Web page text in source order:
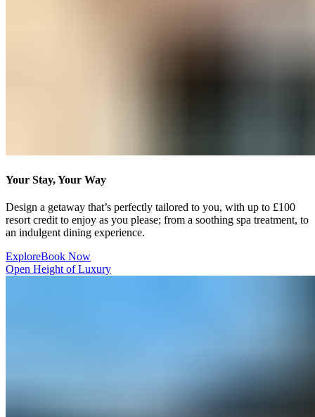
Your Stay, Your Way​​​​‌ ‍ ​‍​‍‌‍ ‌ ​‍‌‍‍‌‌‍‌ ‌‍‍‌‌‍ ‍​‍​‍​ ‍‍​‍​‍‌ ​ ‌‍​‌‌‍ ‍‌‍‍‌‌ ‌​‌ ‍‌​‍ ‍‌‍‍‌‌‍ ​‍​‍​‍ ​​‍​‍‌‍‍​‌ ​‍‌‍‌‌‌‍‌‍​‍​‍​ ‍‍​‍​‍‌‍‍​‌ ‌​‌ ‌​‌ ​​‌ ​ ​ ‍‍​‍ ​‍ ‌‍ ​​‍ ‌‌‍​‌‌‍ ‍‌‍‌​​‍ ‌‌ ​‍​‍ ‌‌‍‍​‌‍ ‌ ‌​‌‍‌‌‌‍ ​‌ ​ ​‍ ‌‌ ​ ‌ ‌​‌ ‌‌‌‍‌​‌‍‍‌‌‍ ​‍ ‍‌ ‌‍‌‍‌‌‌ ​‍‌‍​ ‌‍‌‌‌‍ ​​‍ ‍‌‍​‌‌ ​​‌ ​​​‍ ‌‍‍‌‌‍ ‍‌ ‌​‌‍‌‌‌‍ ‍‌ ‌​​‍ ‌‍‌‌‌‍‌​‌‍‍‌‌ ‌​​‍ ‌‍ ‌‌‍ ‌‍‌​‌‍‌‌​ ‌‌ ​​‌ ​‍‌‍‌‌‌ ​ ‌‍‌‌‌‍ ‍‌ ‌​‌‍​‌‌ ‌​‌‍‍‌‌‍ ‌‍ ‍​ ‍ ‌‍‍‌‌‍‌​​ ‌​ ‍‌​ ​‌​ ‌‍​ ‌‍​ ‍‌‌‍‌​‌‍​‌​ ​​​‍ ‌​ ‌‍‌‍​ ‌‍​ ‌‍​ ​‍ ‌​ ‌​​ ‍‌​ ‌​​ ‌‍​‍ ‌‌‍​‌​ ​‍​ ‌ ​ ‌​​‍ ‌‌‍​‌‌‍​ ‌‍​‍​ ‍‌‌‍​‍​ ​ ‌‍‌‌‌‍​ ​ ​ ‌‍‌​​ ‌ ‌‍​ ​ ‍ ‌ ‌​‌ ‍‌‌ ​​‌‍‌‌​ ‌‌‍‍​‌‍ ‌ ‌​‌‍‌‌‌‍ ​‌‌​ ‌‍‍‌‌ ‌​‌‍‌‌‌‌​​‌‍​‌‌‍‌ ‌‍‌‌​ ‍ ‌ ​​‌‍​‌‌ ‌​‌‍‍​​ ‌‌ ​​‌‍​‌‌‍‌ ‌‍‌‌‌​​‍‌ ‌‌‌‍‍‌‌‍ ​‌‍‌​‌‍‌‌‌ ​‍​‍‌‌​ ‌‌‌​​‍‌‌ ‌‍‍ ‌‍‌‌‌ ‍‌​‍‌‌​ ​ ‌​‌​​‍‌‌​ ​ ‌​‌​​‍‌‌​ ​‍​ ​‍​ ‍​​ ​ ​ ‍​​ ‌ ​ ‍​​ ​‌​ ‌‍‌‍​ ‌‍‌‌​ ‌​​ ​‍‌‍​‌​‍‌‌​ ​‍​ ​‍​‍‌‌​ ‌‌‌​‌​​‍ ‍‌‍​ ‌‍ ‌‍ ‍‌ ‌​‌‍‌‌‌‍ ‍‌ ‌​​‍‌‌​ ‌‌‌​​‍‌‌ ‌‍‍ ‌‍‌‌‌ ‍‌​‍‌‌​ ​ ‌​‌​​‍‌‌​ ​ ‌​‌​​‍‌‌​ ​‍​ ​‍‌‍​‌​ ‌​​ ‌‍‌‍‌‍​ ​‍‌‍‌​​ ​ ‌‍‌​​ ​‍​ ​‌​ ​​‌‍‌‍​‍‌‌​ ​‍​ ​‍​‍‌‌​ ‌‌‌​‌​​‍ ‍‌ ‌​‌‍‍‌‌ ‌​‌‍ ​‌‍‌‌​ ‌‍​‍‌‍​‌‌ ​ ‌‍‌‌‌‌‌‌‌ ​‍‌‍ ​​ ‌‌‍‍​‌ ‌​‌ ‌​‌ ​​‌ ​ ​‍‌‌​ ​ ‌​​‌​‍‌‌​ ​‍‌​‌‍​‍‌‌​ ​‍‌​‌‍‌‍ ​​‍ ‌‌‍​‌‌‍ ‍‌‍‌​​‍ ‌‌ ​‍​‍ ‌‌‍‍​‌‍ ‌ ‌​‌‍‌‌‌‍ ​‌ ​ ​‍ ‌‌ ​ ‌ ‌​‌ ‌‌‌‍‌​‌‍‍‌‌‍ ​‍ ‍‌ ‌‍‌‍‌‌‌ ​‍‌‍​ ‌‍‌‌‌‍ ​​‍ ‍‌‍​‌‌ ​​‌ ​​​‍‌‍‌‍‍‌‌‍‌​​ ‌​ ‍‌​ ​‌​ ‌‍​ ‌‍​ ‍‌‌‍‌​‌‍​‌​ ​​​‍ ‌​ ‌‍‌‍​ ‌‍​ ‌‍​ ​‍ ‌​ ‌​​ ‍‌​ ‌​​ ‌‍​‍ ‌‌‍​‌​ ​‍​ ‌ ​ ‌​​‍ ‌‌‍​‌‌‍​ ‌‍​‍​ ‍‌‌‍​‍​ ​ ‌‍‌‌‌‍​ ​ ​ ‌‍‌​​ ‌ ‌‍​ ​‍‌‍‌ ‌​‌ ‍‌‌ ​​‌‍‌‌​ ‌‌‍‍​‌‍ ‌ ‌​‌‍‌‌‌‍ ​‌‌​ ‌‍‍‌‌ ‌​‌‍‌‌‌‌​​‌‍​‌‌‍‌ ‌‍‌‌​‍‌‍‌ ​​‌‍​‌‌ ‌​‌‍‍​​ ‌‌ ​​‌‍​‌‌‍‌ ‌‍‌‌‌​​‍‌ ‌‌‌‍‍‌‌‍ ​‌‍‌​‌‍‌‌‌ ​‍​‍‌‌​ ‌‌‌​​‍‌‌ ‌‍‍ ‌‍‌‌‌ ‍‌​‍‌‌​ ​ ‌​‌​​‍‌‌​ ​ ‌​‌​​‍‌‌​ ​‍​ ​‍​ ‍​​ ​ ​ ‍​​ ‌ ​ ‍​​ ​‌​ ‌‍‌‍​ ‌‍‌‌​ ‌​​ ​‍‌‍​‌​‍‌‌​ ​‍​ ​‍​‍‌‌​ ‌‌‌​‌​​‍ ‍‌‍​ ‌‍ ‌‍ ‍‌ ‌​‌‍‌‌‌‍ ‍‌ ‌​​‍‌‌​ ‌‌‌​​‍‌‌ ‌‍‍ ‌‍‌‌‌ ‍‌​‍‌‌​ ​ ‌​‌​​‍‌‌​ ​ ‌​‌​​‍‌‌​ ​‍​ ​‍‌‍​‌​ ‌​​ ‌‍‌‍‌‍​ ​‍‌‍‌​​ ​ ‌‍‌​​ ​‍​ ​‌​ ​​‌‍‌‍​‍‌‌​ ​‍​ ​‍​‍‌‌​ ‌‌‌​‌​​‍ ‍‌ ‌​‌‍‍‌‌ ‌​‌‍ ​‌‍‌‌​‍‌‍‌ ​​‌‍‌‌‌ ​‍‌ ​ ‌ ​​‌‍‌‌‌‍​ ‌ ‌​‌‍‍‌‌ ‌‍‌‍‌‌​ ‌‌ ​​‌ ‌‌‌‍​‍‌‍ ​‌‍‍‌‌ ​ ‌‍‍​‌‍‌‌‌‍‌​​‍​‍‌ ‌
Design a getaway that’s perfectly tailored to you, with up to £100
resort credit to enjoy as you please; from a soothing spa treatment, to
an indulgent dining experience.​​​​‌ ‍ ​‍​‍‌‍ ‌ ​‍‌‍‍‌‌‍‌ ‌‍‍‌‌‍ ‍​‍​‍​ ‍‍​‍​‍‌ ​ ‌‍​‌‌‍ ‍‌‍‍‌‌ ‌​‌ ‍‌​‍ ‍‌‍‍‌‌‍ ​‍​‍​‍ ​​‍​‍‌‍‍​‌ ​‍‌‍‌‌‌‍‌‍​‍​‍​ ‍‍​‍​‍‌‍‍​‌ ‌​‌ ‌​‌ ​​‌ ​ ​ ‍‍​‍ ​‍ ‌‍ ​​‍ ‌‌‍​‌‌‍ ‍‌‍‌​​‍ ‌‌ ​‍​‍ ‌‌‍‍​‌‍ ‌ ‌​‌‍‌‌‌‍ ​‌ ​ ​‍ ‌‌ ​ ‌ ‌​‌ ‌‌‌‍‌​‌‍‍‌‌‍ ​‍ ‍‌ ‌‍‌‍‌‌‌ ​‍‌‍​ ‌‍‌‌‌‍ ​​‍ ‍‌‍​‌‌ ​​‌ ​​​‍ ‌‍‍‌‌‍ ‍‌ ‌​‌‍‌‌‌‍ ‍‌ ‌​​‍ ‌‍‌‌‌‍‌​‌‍‍‌‌ ‌​​‍ ‌‍ ‌‌‍ ‌‍‌​‌‍‌‌​ ‌‌ ​​‌ ​‍‌‍‌‌‌ ​ ‌‍‌‌‌‍ ‍‌ ‌​‌‍​‌‌ ‌​‌‍‍‌‌‍ ‌‍ ‍​ ‍ ‌‍‍‌‌‍‌​​ ‌​ ‍‌​ ​‌​ ‌‍​ ‌‍​ ‍‌‌‍‌​‌‍​‌​ ​​​‍ ‌​ ‌‍‌‍​ ‌‍​ ‌‍​ ​‍ ‌​ ‌​​ ‍‌​ ‌​​ ‌‍​‍ ‌‌‍​‌​ ​‍​ ‌ ​ ‌​​‍ ‌‌‍​‌‌‍​ ‌‍​‍​ ‍‌‌‍​‍​ ​ ‌‍‌‌‌‍​ ​ ​ ‌‍‌​​ ‌ ‌‍​ ​ ‍ ‌ ‌​‌ ‍‌‌ ​​‌‍‌‌​ ‌‌‍‍​‌‍ ‌ ‌​‌‍‌‌‌‍ ​‌‌​ ‌‍‍‌‌ ‌​‌‍‌‌‌‌​​‌‍​‌‌‍‌ ‌‍‌‌​ ‍ ‌ ​​‌‍​‌‌ ‌​‌‍‍​​ ‌‌ ​​‌‍​‌‌‍‌ ‌‍‌‌‌​​‍‌ ‌‌‌‍‍‌‌‍ ​‌‍‌​‌‍‌‌‌ ​‍​‍‌‌​ ‌‌‌​​‍‌‌ ‌‍‍ ‌‍‌‌‌ ‍‌​‍‌‌​ ​ ‌​‌​​‍‌‌​ ​ ‌​‌​​‍‌‌​ ​‍​ ​‍​ ‍​​ ​ ​ ‍​​ ‌ ​ ‍​​ ​‌​ ‌‍‌‍​ ‌‍‌‌​ ‌​​ ​‍‌‍​‌​‍‌‌​ ​‍​ ​‍​‍‌‌​ ‌‌‌​‌​​‍ ‍‌‍​ ‌‍ ‌‍ ‍‌ ‌​‌‍‌‌‌‍ ‍‌ ‌​​‍‌‌​ ‌‌‌​​‍‌‌ ‌‍‍ ‌‍‌‌‌ ‍‌​‍‌‌​ ​ ‌​‌​​‍‌‌​ ​ ‌​‌​​‍‌‌​ ​‍​ ​‍‌‍​‌​ ‌​​ ‌‍‌‍‌‍​ ​‍‌‍‌​​ ​ ‌‍‌​​ ​‍​ ​‌​ ​​‌‍‌‍​‍‌‌​ ​‍​ ​‍​‍‌‌​ ‌‌‌​‌​​‍ ‍‌‍‌‌‌ ‍​‌‍​ ‌‍‌‌‌ ​‍‌ ​​‌ ‌​​ ‌‍​‍‌‍​‌‌ ​ ‌‍‌‌‌‌‌‌‌ ​‍‌‍ ​​ ‌‌‍‍​‌ ‌​‌ ‌​‌ ​​‌ ​ ​‍‌‌​ ​ ‌​​‌​‍‌‌​ ​‍‌​‌‍​‍‌‌​ ​‍‌​‌‍‌‍ ​​‍ ‌‌‍​‌‌‍ ‍‌‍‌​​‍ ‌‌ ​‍​‍ ‌‌‍‍​‌‍ ‌ ‌​‌‍‌‌‌‍ ​‌ ​ ​‍ ‌‌ ​ ‌ ‌​‌ ‌‌‌‍‌​‌‍‍‌‌‍ ​‍ ‍‌ ‌‍‌‍‌‌‌ ​‍‌‍​ ‌‍‌‌‌‍ ​​‍ ‍‌‍​‌‌ ​​‌ ​​​‍‌‍‌‍‍‌‌‍‌​​ ‌​ ‍‌​ ​‌​ ‌‍​ ‌‍​ ‍‌‌‍‌​‌‍​‌​ ​​​‍ ‌​ ‌‍‌‍​ ‌‍​ ‌‍​ ​‍ ‌​ ‌​​ ‍‌​ ‌​​ ‌‍​‍ ‌‌‍​‌​ ​‍​ ‌ ​ ‌​​‍ ‌‌‍​‌‌‍​ ‌‍​‍​ ‍‌‌‍​‍​ ​ ‌‍‌‌‌‍​ ​ ​ ‌‍‌​​ ‌ ‌‍​ ​‍‌‍‌ ‌​‌ ‍‌‌ ​​‌‍‌‌​ ‌‌‍‍​‌‍ ‌ ‌​‌‍‌‌‌‍ ​‌‌​ ‌‍‍‌‌ ‌​‌‍‌‌‌‌​​‌‍​‌‌‍‌ ‌‍‌‌​‍‌‍‌ ​​‌‍​‌‌ ‌​‌‍‍​​ ‌‌ ​​‌‍​‌‌‍‌ ‌‍‌‌‌​​‍‌ ‌‌‌‍‍‌‌‍ ​‌‍‌​‌‍‌‌‌ ​‍​‍‌‌​ ‌‌‌​​‍‌‌ ‌‍‍ ‌‍‌‌‌ ‍‌​‍‌‌​ ​ ‌​‌​​‍‌‌​ ​ ‌​‌​​‍‌‌​ ​‍​ ​‍​ ‍​​ ​ ​ ‍​​ ‌ ​ ‍​​ ​‌​ ‌‍‌‍​ ‌‍‌‌​ ‌​​ ​‍‌‍​‌​‍‌‌​ ​‍​ ​‍​‍‌‌​ ‌‌‌​‌​​‍ ‍‌‍​ ‌‍ ‌‍ ‍‌ ‌​‌‍‌‌‌‍ ‍‌ ‌​​‍‌‌​ ‌‌‌​​‍‌‌ ‌‍‍ ‌‍‌‌‌ ‍‌​‍‌‌​ ​ ‌​‌​​‍‌‌​ ​ ‌​‌​​‍‌‌​ ​‍​ ​‍‌‍​‌​ ‌​​ ‌‍‌‍‌‍​ ​‍‌‍‌​​ ​ ‌‍‌​​ ​‍​ ​‌​ ​​‌‍‌‍​‍‌‌​ ​‍​ ​‍​‍‌‌​ ‌‌‌​‌​​‍ ‍‌‍‌‌‌ ‍​‌‍​ ‌‍‌‌‌ ​‍‌ ​​‌ ‌​​‍‌‍‌ ​​‌‍‌‌‌ ​‍‌ ​ ‌ ​​‌‍‌‌‌‍​ ‌ ‌​‌‍‍‌‌ ‌‍‌‍‌‌​ ‌‌ ​​‌ ‌‌‌‍​‍‌‍ ​‌‍‍‌‌ ​ ‌‍‍​‌‍‌‌‌‍‌​​‍​‍‌ ‌
Explore​​​​‌ ‍ ​‍​‍‌‍ ‌ ​‍‌‍‍‌‌‍‌ ‌‍‍‌‌‍ ‍​‍​‍​ ‍‍​‍​‍‌ ​ ‌‍​‌‌‍ ‍‌‍‍‌‌ ‌​‌ ‍‌​‍ ‍‌‍‍‌‌‍ ​‍​‍​‍ ​​‍​‍‌‍‍​‌ ​‍‌‍‌‌‌‍‌‍​‍​‍​ ‍‍​‍​‍‌‍‍​‌ ‌​‌ ‌​‌ ​​‌ ​ ​ ‍‍​‍ ​‍ ‌‍ ​​‍ ‌‌‍​‌‌‍ ‍‌‍‌​​‍ ‌‌ ​‍​‍ ‌‌‍‍​‌‍ ‌ ‌​‌‍‌‌‌‍ ​‌ ​ ​‍ ‌‌ ​ ‌ ‌​‌ ‌‌‌‍‌​‌‍‍‌‌‍ ​‍ ‍‌ ‌‍‌‍‌‌‌ ​‍‌‍​ ‌‍‌‌‌‍ ​​‍ ‍‌‍​‌‌ ​​‌ ​​​‍ ‌‍‍‌‌‍ ‍‌ ‌​‌‍‌‌‌‍ ‍‌ ‌​​‍ ‌‍‌‌‌‍‌​‌‍‍‌‌ ‌​​‍ ‌‍ ‌‌‍ ‌‍‌​‌‍‌‌​ ‌‌ ​​‌ ​‍‌‍‌‌‌ ​ ‌‍‌‌‌‍ ‍‌ ‌​‌‍​‌‌ ‌​‌‍‍‌‌‍ ‌‍ ‍​ ‍ ‌‍‍‌‌‍‌​​ ‌​ ‍‌​ ​‌​ ‌‍​ ‌‍​ ‍‌‌‍‌​‌‍​‌​ ​​​‍ ‌​ ‌‍‌‍​ ‌‍​ ‌‍​ ​‍ ‌​ ‌​​ ‍‌​ ‌​​ ‌‍​‍ ‌‌‍​‌​ ​‍​ ‌ ​ ‌​​‍ ‌‌‍​‌‌‍​ ‌‍​‍​ ‍‌‌‍​‍​ ​ ‌‍‌‌‌‍​ ​ ​ ‌‍‌​​ ‌ ‌‍​ ​ ‍ ‌ ‌​‌ ‍‌‌ ​​‌‍‌‌​ ‌‌‍‍​‌‍ ‌ ‌​‌‍‌‌‌‍ ​‌‌​ ‌‍‍‌‌ ‌​‌‍‌‌‌‌​​‌‍​‌‌‍‌ ‌‍‌‌​ ‍ ‌ ​​‌‍​‌‌ ‌​‌‍‍​​ ‌‌ ​​‌‍​‌‌‍‌ ‌‍‌‌‌​​‍‌ ‌‌‌‍‍‌‌‍ ​‌‍‌​‌‍‌‌‌ ​‍​‍‌‌​ ‌‌‌​​‍‌‌ ‌‍‍ ‌‍‌‌‌ ‍‌​‍‌‌​ ​ ‌​‌​​‍‌‌​ ​ ‌​‌​​‍‌‌​ ​‍​ ​‍​ ‍​​ ​ ​ ‍​​ ‌ ​ ‍​​ ​‌​ ‌‍‌‍​ ‌‍‌‌​ ‌​​ ​‍‌‍​‌​‍‌‌​ ​‍​ ​‍​‍‌‌​ ‌‌‌​‌​​‍ ‍‌‍​ ‌‍ ‌‍ ‍‌ ‌​‌‍‌‌‌‍ ‍‌ ‌​​‍‌‌​ ‌‌‌​​‍‌‌ ‌‍‍ ‌‍‌‌‌ ‍‌​‍‌‌​ ​ ‌​‌​​‍‌‌​ ​ ‌​‌​​‍‌‌​ ​‍​ ​‍‌‍​‌​ ‌​​ ‌‍‌‍‌‍​ ​‍‌‍‌​​ ​ ‌‍‌​​ ​‍​ ​‌​ ​​‌‍‌‍​‍‌‌​ ​‍​ ​‍​‍‌‌​ ‌‌‌​‌​​‍ ‍‌ ​​‌ ​‍‌‍‍‌‌‍ ‌‌‍​‌‌ ​‍‌ ‍‌‌​​ ‌ ‌​‌‍​‌​‍ ‍‌‍ ​‌‍​‌‌‍​‍‌‍‌‌‌‍ ​​ ‌‍​‍‌‍​‌‌ ​ ‌‍‌‌‌‌‌‌‌ ​‍‌‍ ​​ ‌‌‍‍​‌ ‌​‌ ‌​‌ ​​‌ ​ ​‍‌‌​ ​ ‌​​‌​‍‌‌​ ​‍‌​‌‍​‍‌‌​ ​‍‌​‌‍‌‍ ​​‍ ‌‌‍​‌‌‍ ‍‌‍‌​​‍ ‌‌ ​‍​‍ ‌‌‍‍​‌‍ ‌ ‌​‌‍‌‌‌‍ ​‌ ​ ​‍ ‌‌ ​ ‌ ‌​‌ ‌‌‌‍‌​‌‍‍‌‌‍ ​‍ ‍‌ ‌‍‌‍‌‌‌ ​‍‌‍​ ‌‍‌‌‌‍ ​​‍ ‍‌‍​‌‌ ​​‌ ​​​‍‌‍‌‍‍‌‌‍‌​​ ‌​ ‍‌​ ​‌​ ‌‍​ ‌‍​ ‍‌‌‍‌​‌‍​‌​ ​​​‍ ‌​ ‌‍‌‍​ ‌‍​ ‌‍​ ​‍ ‌​ ‌​​ ‍‌​ ‌​​ ‌‍​‍ ‌‌‍​‌​ ​‍​ ‌ ​ ‌​​‍ ‌‌‍​‌‌‍​ ‌‍​‍​ ‍‌‌‍​‍​ ​ ‌‍‌‌‌‍​ ​ ​ ‌‍‌​​ ‌ ‌‍​ ​‍‌‍‌ ‌​‌ ‍‌‌ ​​‌‍‌‌​ ‌‌‍‍​‌‍ ‌ ‌​‌‍‌‌‌‍ ​‌‌​ ‌‍‍‌‌ ‌​‌‍‌‌‌‌​​‌‍​‌‌‍‌ ‌‍‌‌​‍‌‍‌ ​​‌‍​‌‌ ‌​‌‍‍​​ ‌‌ ​​‌‍​‌‌‍‌ ‌‍‌‌‌​​‍‌ ‌‌‌‍‍‌‌‍ ​‌‍‌​‌‍‌‌‌ ​‍​‍‌‌​ ‌‌‌​​‍‌‌ ‌‍‍ ‌‍‌‌‌ ‍‌​‍‌‌​ ​ ‌​‌​​‍‌‌​ ​ ‌​‌​​‍‌‌​ ​‍​ ​‍​ ‍​​ ​ ​ ‍​​ ‌ ​ ‍​​ ​‌​ ‌‍‌‍​ ‌‍‌‌​ ‌​​ ​‍‌‍​‌​‍‌‌​ ​‍​ ​‍​‍‌‌​ ‌‌‌​‌​​‍ ‍‌‍​ ‌‍ ‌‍ ‍‌ ‌​‌‍‌‌‌‍ ‍‌ ‌​​‍‌‌​ ‌‌‌​​‍‌‌ ‌‍‍ ‌‍‌‌‌ ‍‌​‍‌‌​ ​ ‌​‌​​‍‌‌​ ​ ‌​‌​​‍‌‌​ ​‍​ ​‍‌‍​‌​ ‌​​ ‌‍‌‍‌‍​ ​‍‌‍‌​​ ​ ‌‍‌​​ ​‍​ ​‌​ ​​‌‍‌‍​‍‌‌​ ​‍​ ​‍​‍‌‌​ ‌‌‌​‌​​‍ ‍‌ ​​‌ ​‍‌‍‍‌‌‍ ‌‌‍​‌‌ ​‍‌ ‍‌‌​​ ‌ ‌​‌‍​‌​‍ ‍‌‍ ​‌‍​‌‌‍​‍‌‍‌‌‌‍ ​​‍‌‍‌ ​​‌‍‌‌‌ ​‍‌ ​ ‌ ​​‌‍‌‌‌‍​ ‌ ‌​‌‍‍‌‌ ‌‍‌‍‌‌​ ‌‌ ​​‌ ‌‌‌‍​‍‌‍ ​‌‍‍‌‌ ​ ‌‍‍​‌‍‌‌‌‍‌​​‍​‍‌ ‌Book Now​​​​‌ ‍ ​‍​‍‌‍ ‌ ​‍‌‍‍‌‌‍‌ ‌‍‍‌‌‍ ‍​‍​‍​ ‍‍​‍​‍‌ ​ ‌‍​‌‌‍ ‍‌‍‍‌‌ ‌​‌ ‍‌​‍ ‍‌‍‍‌‌‍ ​‍​‍​‍ ​​‍​‍‌‍‍​‌ ​‍‌‍‌‌‌‍‌‍​‍​‍​ ‍‍​‍​‍‌‍‍​‌ ‌​‌ ‌​‌ ​​‌ ​ ​ ‍‍​‍ ​‍ ‌‍ ​​‍ ‌‌‍​‌‌‍ ‍‌‍‌​​‍ ‌‌ ​‍​‍ ‌‌‍‍​‌‍ ‌ ‌​‌‍‌‌‌‍ ​‌ ​ ​‍ ‌‌ ​ ‌ ‌​‌ ‌‌‌‍‌​‌‍‍‌‌‍ ​‍ ‍‌ ‌‍‌‍‌‌‌ ​‍‌‍​ ‌‍‌‌‌‍ ​​‍ ‍‌‍​‌‌ ​​‌ ​​​‍ ‌‍‍‌‌‍ ‍‌ ‌​‌‍‌‌‌‍ ‍‌ ‌​​‍ ‌‍‌‌‌‍‌​‌‍‍‌‌ ‌​​‍ ‌‍ ‌‌‍ ‌‍‌​‌‍‌‌​ ‌‌ ​​‌ ​‍‌‍‌‌‌ ​ ‌‍‌‌‌‍ ‍‌ ‌​‌‍​‌‌ ‌​‌‍‍‌‌‍ ‌‍ ‍​ ‍ ‌‍‍‌‌‍‌​​ ‌​ ‍‌​ ​‌​ ‌‍​ ‌‍​ ‍‌‌‍‌​‌‍​‌​ ​​​‍ ‌​ ‌‍‌‍​ ‌‍​ ‌‍​ ​‍ ‌​ ‌​​ ‍‌​ ‌​​ ‌‍​‍ ‌‌‍​‌​ ​‍​ ‌ ​ ‌​​‍ ‌‌‍​‌‌‍​ ‌‍​‍​ ‍‌‌‍​‍​ ​ ‌‍‌‌‌‍​ ​ ​ ‌‍‌​​ ‌ ‌‍​ ​ ‍ ‌ ‌​‌ ‍‌‌ ​​‌‍‌‌​ ‌‌‍‍​‌‍ ‌ ‌​‌‍‌‌‌‍ ​‌‌​ ‌‍‍‌‌ ‌​‌‍‌‌‌‌​​‌‍​‌‌‍‌ ‌‍‌‌​ ‍ ‌ ​​‌‍​‌‌ ‌​‌‍‍​​ ‌‌ ​​‌‍​‌‌‍‌ ‌‍‌‌‌​​‍‌ ‌‌‌‍‍‌‌‍ ​‌‍‌​‌‍‌‌‌ ​‍​‍‌‌​ ‌‌‌​​‍‌‌ ‌‍‍ ‌‍‌‌‌ ‍‌​‍‌‌​ ​ ‌​‌​​‍‌‌​ ​ ‌​‌​​‍‌‌​ ​‍​ ​‍​ ‍​​ ​ ​ ‍​​ ‌ ​ ‍​​ ​‌​ ‌‍‌‍​ ‌‍‌‌​ ‌​​ ​‍‌‍​‌​‍‌‌​ ​‍​ ​‍​‍‌‌​ ‌‌‌​‌​​‍ ‍‌‍​ ‌‍ ‌‍ ‍‌ ‌​‌‍‌‌‌‍ ‍‌ ‌​​‍‌‌​ ‌‌‌​​‍‌‌ ‌‍‍ ‌‍‌‌‌ ‍‌​‍‌‌​ ​ ‌​‌​​‍‌‌​ ​ ‌​‌​​‍‌‌​ ​‍​ ​‍‌‍​‌​ ‌​​ ‌‍‌‍‌‍​ ​‍‌‍‌​​ ​ ‌‍‌​​ ​‍​ ​‌​ ​​‌‍‌‍​‍‌‌​ ​‍​ ​‍​‍‌‌​ ‌‌‌​‌​​‍ ‍‌ ​ ‌‍‌‌‌‍​ ‌‍ ‌‍ ‍‌‍‌​‌‍​‌‌ ​‍‌ ‍‌‌​​ ‌ ‌​‌‍​‌​‍ ‍‌‍ ​‌‍​‌‌‍​‍‌‍‌‌‌‍ ​​ ‌‍​‍‌‍​‌‌ ​ ‌‍‌‌‌‌‌‌‌ ​‍‌‍ ​​ ‌‌‍‍​‌ ‌​‌ ‌​‌ ​​‌ ​ ​‍‌‌​ ​ ‌​​‌​‍‌‌​ ​‍‌​‌‍​‍‌‌​ ​‍‌​‌‍‌‍ ​​‍ ‌‌‍​‌‌‍ ‍‌‍‌​​‍ ‌‌ ​‍​‍ ‌‌‍‍​‌‍ ‌ ‌​‌‍‌‌‌‍ ​‌ ​ ​‍ ‌‌ ​ ‌ ‌​‌ ‌‌‌‍‌​‌‍‍‌‌‍ ​‍ ‍‌ ‌‍‌‍‌‌‌ ​‍‌‍​ ‌‍‌‌‌‍ ​​‍ ‍‌‍​‌‌ ​​‌ ​​​‍‌‍‌‍‍‌‌‍‌​​ ‌​ ‍‌​ ​‌​ ‌‍​ ‌‍​ ‍‌‌‍‌​‌‍​‌​ ​​​‍ ‌​ ‌‍‌‍​ ‌‍​ ‌‍​ ​‍ ‌​ ‌​​ ‍‌​ ‌​​ ‌‍​‍ ‌‌‍​‌​ ​‍​ ‌ ​ ‌​​‍ ‌‌‍​‌‌‍​ ‌‍​‍​ ‍‌‌‍​‍​ ​ ‌‍‌‌‌‍​ ​ ​ ‌‍‌​​ ‌ ‌‍​ ​‍‌‍‌ ‌​‌ ‍‌‌ ​​‌‍‌‌​ ‌‌‍‍​‌‍ ‌ ‌​‌‍‌‌‌‍ ​‌‌​ ‌‍‍‌‌ ‌​‌‍‌‌‌‌​​‌‍​‌‌‍‌ ‌‍‌‌​‍‌‍‌ ​​‌‍​‌‌ ‌​‌‍‍​​ ‌‌ ​​‌‍​‌‌‍‌ ‌‍‌‌‌​​‍‌ ‌‌‌‍‍‌‌‍ ​‌‍‌​‌‍‌‌‌ ​‍​‍‌‌​ ‌‌‌​​‍‌‌ ‌‍‍ ‌‍‌‌‌ ‍‌​‍‌‌​ ​ ‌​‌​​‍‌‌​ ​ ‌​‌​​‍‌‌​ ​‍​ ​‍​ ‍​​ ​ ​ ‍​​ ‌ ​ ‍​​ ​‌​ ‌‍‌‍​ ‌‍‌‌​ ‌​​ ​‍‌‍​‌​‍‌‌​ ​‍​ ​‍​‍‌‌​ ‌‌‌​‌​​‍ ‍‌‍​ ‌‍ ‌‍ ‍‌ ‌​‌‍‌‌‌‍ ‍‌ ‌​​‍‌‌​ ‌‌‌​​‍‌‌ ‌‍‍ ‌‍‌‌‌ ‍‌​‍‌‌​ ​ ‌​‌​​‍‌‌​ ​ ‌​‌​​‍‌‌​ ​‍​ ​‍‌‍​‌​ ‌​​ ‌‍‌‍‌‍​ ​‍‌‍‌​​ ​ ‌‍‌​​ ​‍​ ​‌​ ​​‌‍‌‍​‍‌‌​ ​‍​ ​‍​‍‌‌​ ‌‌‌​‌​​‍ ‍‌ ​ ‌‍‌‌‌‍​ ‌‍ ‌‍ ‍‌‍‌​‌‍​‌‌ ​‍‌ ‍‌‌​​ ‌ ‌​‌‍​‌​‍ ‍‌‍ ​‌‍​‌‌‍​‍‌‍‌‌‌‍ ​​‍‌‍‌ ​​‌‍‌‌‌ ​‍‌ ​ ‌ ​​‌‍‌‌‌‍​ ‌ ‌​‌‍‍‌‌ ‌‍‌‍‌‌​ ‌‌ ​​‌ ‌‌‌‍​‍‌‍ ​‌‍‍‌‌ ​ ‌‍‍​‌‍‌‌‌‍‌​​‍​‍‌ ‌
Open Height of Luxury​​​​‌ ‍ ​‍​‍‌‍ ‌ ​‍‌‍‍‌‌‍‌ ‌‍‍‌‌‍ ‍​‍​‍​ ‍‍​‍​‍‌ ​ ‌‍​‌‌‍ ‍‌‍‍‌‌ ‌​‌ ‍‌​‍ ‍‌‍‍‌‌‍ ​‍​‍​‍ ​​‍​‍‌‍‍​‌ ​‍‌‍‌‌‌‍‌‍​‍​‍​ ‍‍​‍​‍‌‍‍​‌ ‌​‌ ‌​‌ ​​‌ ​ ​ ‍‍​‍ ​‍ ‌‍ ​​‍ ‌‌‍​‌‌‍ ‍‌‍‌​​‍ ‌‌ ​‍​‍ ‌‌‍‍​‌‍ ‌ ‌​‌‍‌‌‌‍ ​‌ ​ ​‍ ‌‌ ​ ‌ ‌​‌ ‌‌‌‍‌​‌‍‍‌‌‍ ​‍ ‍‌ ‌‍‌‍‌‌‌ ​‍‌‍​ ‌‍‌‌‌‍ ​​‍ ‍‌‍​‌‌ ​​‌ ​​​‍ ‌‍‍‌‌‍ ‍‌ ‌​‌‍‌‌‌‍ ‍‌ ‌​​‍ ‌‍‌‌‌‍‌​‌‍‍‌‌ ‌​​‍ ‌‍ ‌‌‍ ‌‍‌​‌‍‌‌​ ‌‌ ​​‌ ​‍‌‍‌‌‌ ​ ‌‍‌‌‌‍ ‍‌ ‌​‌‍​‌‌ ‌​‌‍‍‌‌‍ ‌‍ ‍​ ‍ ‌‍‍‌‌‍‌​​ ‌​ ‍‌​ ​‌​ ‌‍​ ‌‍​ ‍‌‌‍‌​‌‍​‌​ ​​​‍ ‌​ ‌‍‌‍​ ‌‍​ ‌‍​ ​‍ ‌​ ‌​​ ‍‌​ ‌​​ ‌‍​‍ ‌‌‍​‌​ ​‍​ ‌ ​ ‌​​‍ ‌‌‍​‌‌‍​ ‌‍​‍​ ‍‌‌‍​‍​ ​ ‌‍‌‌‌‍​ ​ ​ ‌‍‌​​ ‌ ‌‍​ ​ ‍ ‌ ‌​‌ ‍‌‌ ​​‌‍‌‌​ ‌‌‍‍​‌‍ ‌ ‌​‌‍‌‌‌‍ ​‌‌​ ‌‍‍‌‌ ‌​‌‍‌‌‌‌​​‌‍​‌‌‍‌ ‌‍‌‌​ ‍ ‌ ​​‌‍​‌‌ ‌​‌‍‍​​ ‌‌ ​​‌‍​‌‌‍‌ ‌‍‌‌‌​​‍‌ ‌‌‌‍‍‌‌‍ ​‌‍‌​‌‍‌‌‌ ​‍​‍‌‌​ ‌‌‌​​‍‌‌ ‌‍‍ ‌‍‌‌‌ ‍‌​‍‌‌​ ​ ‌​‌​​‍‌‌​ ​ ‌​‌​​‍‌‌​ ​‍​ ​‍​ ‍​​ ​ ​ ‍​​ ‌ ​ ‍​​ ​‌​ ‌‍‌‍​ ‌‍‌‌​ ‌​​ ​‍‌‍​‌​‍‌‌​ ​‍​ ​‍​‍‌‌​ ‌‌‌​‌​​‍ ‍‌‍​ ‌‍ ‌‍ ‍‌ ‌​‌‍‌‌‌‍ ‍‌ ‌​​‍‌‌​ ‌‌‌​​‍‌‌ ‌‍‍ ‌‍‌‌‌ ‍‌​‍‌‌​ ​ ‌​‌​​‍‌‌​ ​ ‌​‌​​‍‌‌​ ​‍​ ​‍‌‍​ ‌‍‌‌‌‍​‍‌‍​‌​ ​ ​ ​‍​ ​‌​ ​​​ ‍‌​ ‌ ​ ​‌​ ‍‌​‍‌‌​ ​‍​ ​‍​‍‌‌​ ‌‌‌​‌​​‍ ‍‌ ‌​‌‍‍‌‌ ‌​‌‍ ​‌‍‌‌​ ‌‍​‍‌‍​‌‌ ​ ‌‍‌‌‌‌‌‌‌ ​‍‌‍ ​​ ‌‌‍‍​‌ ‌​‌ ‌​‌ ​​‌ ​ ​‍‌‌​ ​ ‌​​‌​‍‌‌​ ​‍‌​‌‍​‍‌‌​ ​‍‌​‌‍‌‍ ​​‍ ‌‌‍​‌‌‍ ‍‌‍‌​​‍ ‌‌ ​‍​‍ ‌‌‍‍​‌‍ ‌ ‌​‌‍‌‌‌‍ ​‌ ​ ​‍ ‌‌ ​ ‌ ‌​‌ ‌‌‌‍‌​‌‍‍‌‌‍ ​‍ ‍‌ ‌‍‌‍‌‌‌ ​‍‌‍​ ‌‍‌‌‌‍ ​​‍ ‍‌‍​‌‌ ​​‌ ​​​‍‌‍‌‍‍‌‌‍‌​​ ‌​ ‍‌​ ​‌​ ‌‍​ ‌‍​ ‍‌‌‍‌​‌‍​‌​ ​​​‍ ‌​ ‌‍‌‍​ ‌‍​ ‌‍​ ​‍ ‌​ ‌​​ ‍‌​ ‌​​ ‌‍​‍ ‌‌‍​‌​ ​‍​ ‌ ​ ‌​​‍ ‌‌‍​‌‌‍​ ‌‍​‍​ ‍‌‌‍​‍​ ​ ‌‍‌‌‌‍​ ​ ​ ‌‍‌​​ ‌ ‌‍​ ​‍‌‍‌ ‌​‌ ‍‌‌ ​​‌‍‌‌​ ‌‌‍‍​‌‍ ‌ ‌​‌‍‌‌‌‍ ​‌‌​ ‌‍‍‌‌ ‌​‌‍‌‌‌‌​​‌‍​‌‌‍‌ ‌‍‌‌​‍‌‍‌ ​​‌‍​‌‌ ‌​‌‍‍​​ ‌‌ ​​‌‍​‌‌‍‌ ‌‍‌‌‌​​‍‌ ‌‌‌‍‍‌‌‍ ​‌‍‌​‌‍‌‌‌ ​‍​‍‌‌​ ‌‌‌​​‍‌‌ ‌‍‍ ‌‍‌‌‌ ‍‌​‍‌‌​ ​ ‌​‌​​‍‌‌​ ​ ‌​‌​​‍‌‌​ ​‍​ ​‍​ ‍​​ ​ ​ ‍​​ ‌ ​ ‍​​ ​‌​ ‌‍‌‍​ ‌‍‌‌​ ‌​​ ​‍‌‍​‌​‍‌‌​ ​‍​ ​‍​‍‌‌​ ‌‌‌​‌​​‍ ‍‌‍​ ‌‍ ‌‍ ‍‌ ‌​‌‍‌‌‌‍ ‍‌ ‌​​‍‌‌​ ‌‌‌​​‍‌‌ ‌‍‍ ‌‍‌‌‌ ‍‌​‍‌‌​ ​ ‌​‌​​‍‌‌​ ​ ‌​‌​​‍‌‌​ ​‍​ ​‍‌‍​ ‌‍‌‌‌‍​‍‌‍​‌​ ​ ​ ​‍​ ​‌​ ​​​ ‍‌​ ‌ ​ ​‌​ ‍‌​‍‌‌​ ​‍​ ​‍​‍‌‌​ ‌‌‌​‌​​‍ ‍‌ ‌​‌‍‍‌‌ ‌​‌‍ ​‌‍‌‌​‍‌‍‌ ​​‌‍‌‌‌ ​‍‌ ​ ‌ ​​‌‍‌‌‌‍​ ‌ ‌​‌‍‍‌‌ ‌‍‌‍‌‌​ ‌‌ ​​‌ ‌‌‌‍​‍‌‍ ​‌‍‍‌‌ ​ ‌‍‍​‌‍‌‌‌‍‌​​‍​‍‌ ‌